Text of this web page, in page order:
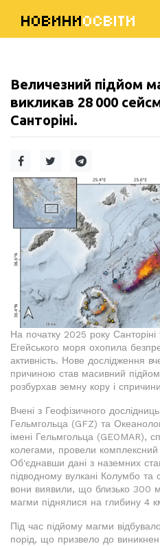
НОВИНИОСВІТИ
Величезний підйом
викликав 28 000
Санторіні.
На початку 2025 року Санторіні
Егейського моря охопила
активність. Нове дослідження
причиною став масивний
розбурхав земну кору і
Вчені з Геофізичного
Гельмгольца (GFZ) та
імені Гельмгольца (GEOMAR),
колегами, провели комплексний
Об'єднавши дані з наземних
підводному вулкані Колумбо та
вони виявили, що близько 300
магми піднялися на глибину 4
Під час підйому магми
порід, що призвело до